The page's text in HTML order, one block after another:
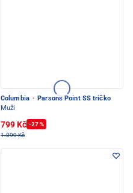
Columbia · Parsons Point SS tričko
Muži
799 Kč -27 %
1.099 Kč